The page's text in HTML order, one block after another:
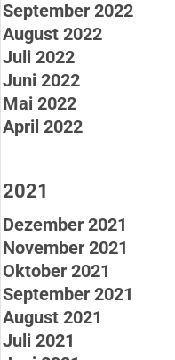
September 2022
August 2022
Juli 2022
Juni 2022
Mai 2022
April 2022
2021
Dezember 2021
November 2021
Oktober 2021
September 2021
August 2021
Juli 2021